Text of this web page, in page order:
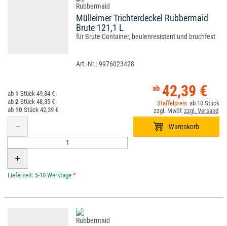
Mülleimer Trichterdeckel Rubbermaid
Brute 121,1 L
für Brute Container, beulenresistent und bruchfest
9976023428
42,39 €
10
1
49,84 €
2
48,35 €
10
42,39 €
*